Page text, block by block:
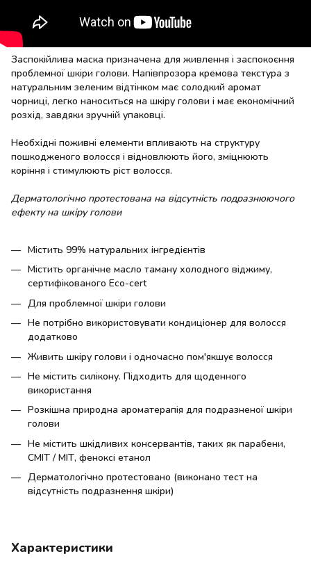
Заспокійлива маска призначена для живлення і заспокоєння
проблемної шкіри голови. Напівпрозора кремова текстура з
натуральним зеленим відтінком має солодкий аромат
чорниці, легко наноситься на шкіру голови і має економічний
розхід, завдяки зручній упаковці.
Необхідні поживні елементи впливають на структуру
пошкодженого волосся і відновлюють його, зміцнюють
коріння і стимулюють ріст волосся.
Дерматологічно протестована на відсутність подразнюючого
ефекту на шкіру голови
Містить 99% натуральних інгредієнтів
Містить органічне масло таману холодного віджиму,
сертифікованого Eco-cert
Для проблемної шкіри голови
Не потрібно використовувати кондиціонер для волосся
додатково
Живить шкіру голови і одночасно пом'якшує волосся
Не містить силікону. Підходить для щоденного
використання
Розкішна природна ароматерапія для подразненої шкіри
голови
Не містить шкідливих консервантів, таких як парабени,
CMIT / MIT, феноксі етанол
Дерматологічно протестовано (виконано тест на
відсутність подразнення шкіри)
Характеристики